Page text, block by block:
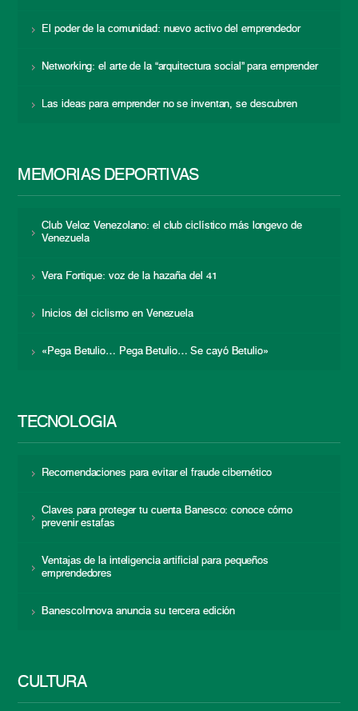
El poder de la comunidad: nuevo activo del emprendedor
Networking: el arte de la “arquitectura social” para emprender
Las ideas para emprender no se inventan, se descubren
MEMORIAS DEPORTIVAS
Club Veloz Venezolano: el club ciclístico más longevo de
Venezuela
Vera Fortique: voz de la hazaña del 41
Inicios del ciclismo en Venezuela
«Pega Betulio… Pega Betulio… Se cayó Betulio»
TECNOLOGÍA
Recomendaciones para evitar el fraude cibernético
Claves para proteger tu cuenta Banesco: conoce cómo
prevenir estafas
Ventajas de la inteligencia artificial para pequeños
emprendedores
BanescoInnova anuncia su tercera edición
CULTURA